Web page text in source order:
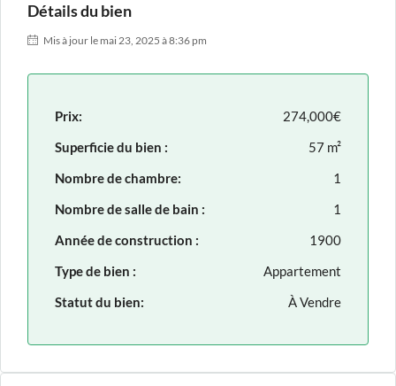
Détails du bien
Mis à jour le mai 23, 2025 à 8:36 pm
Prix:
274,000€
Superficie du bien :
57 m²
Nombre de chambre:
1
Nombre de salle de bain :
1
Année de construction :
1900
Type de bien :
Appartement
Statut du bien:
À Vendre